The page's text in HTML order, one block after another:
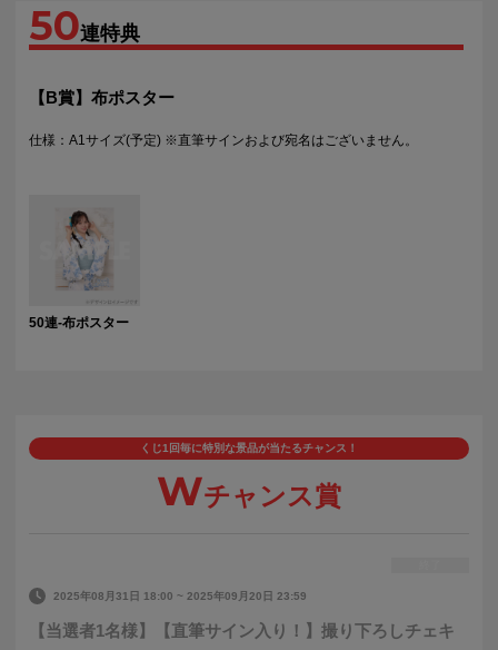
50連特典
【B賞】布ポスター
仕様：A1サイズ(予定) ※直筆サインおよび宛名はございません。
50連-布ポスター
くじ1回毎に特別な景品が当たるチャンス！
Wチャンス賞
2025年08月31日 18:00 ~ 2025年09月20日 23:59
【当選者1名様】【直筆サイン入り！】撮り下ろしチェキ